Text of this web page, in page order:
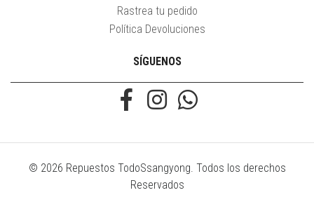
Rastrea tu pedido
Política Devoluciones
SÍGUENOS
© 2026 Repuestos TodoSsangyong. Todos los derechos
Reservados